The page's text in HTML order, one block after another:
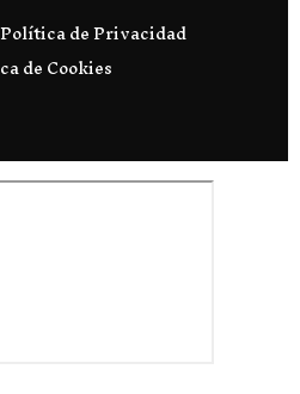
Política de Privacidad
de Cookies